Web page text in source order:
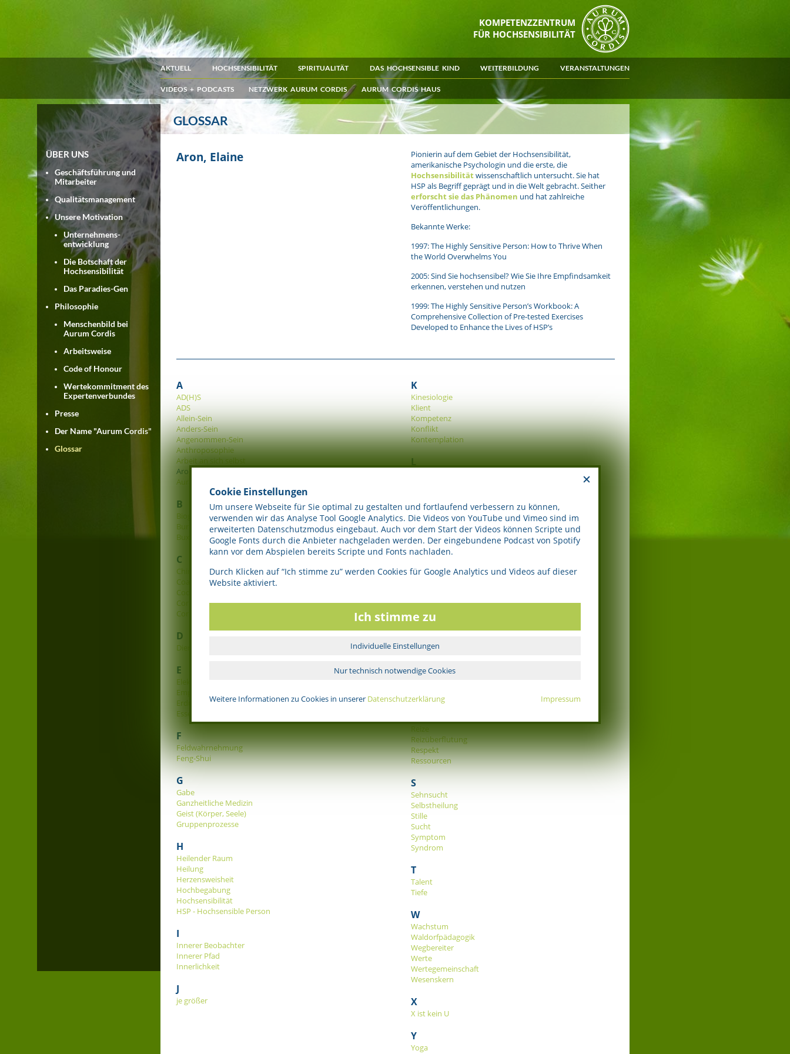
KOMPETENZZENTRUM
FÜR HOCHSENSIBILITÄT
AKTUELL HOCHSENSIBILITÄT SPIRITUALITÄT DAS HOCHSENSIBLE KIND WEITERBILDUNG VERANSTALTUNGEN
VIDEOS + PODCASTS NETZWERK AURUM CORDIS AURUM CORDIS HAUS
ÜBER UNS
Geschäftsführung und
Mitarbeiter
Qualitätsmanagement
Unsere Motivation
Unternehmens-
entwicklung
Die Botschaft der
Hochsensibilität
Das Paradies-Gen
Philosophie
Menschenbild bei
Aurum Cordis
Arbeitsweise
Code of Honour
Wertekommitment des
Expertenverbundes
Presse
Der Name "Aurum Cordis"
Glossar
GLOSSAR
Aron, Elaine
Pionierin auf dem Gebiet der Hochsensibilität,
amerikanische Psychologin und die erste, die
Hochsensibilitätwissenschaftlich untersucht. Sie hat
HSP als Begriff geprägt und in die Welt gebracht. Seither
erforscht sie das Phänomen und hat zahlreiche
Veröffentlichungen.
Bekannte Werke:
1997: The Highly Sensitive Person: How to Thrive When
the World Overwhelms You
2005: Sind Sie hochsensibel? Wie Sie Ihre Empfindsamkeit
erkennen, verstehen und nutzen
1999: The Highly Sensitive Person’s Workbook: A
Comprehensive Collection of Pre-tested Exercises
Developed to Enhance the Lives of HSP’s
A
AD(H)S
ADS
Allein-Sein
Anders-Sein
Angenommen-Sein
Anthroposophie
Arbeit an sich selbst
Aron, Elaine
Aura
B
Biographie
Burn-Out
Buxtehude
C
Chiropraxis
Coach
Code of Honour
Corporate Identity
Corporate Responsibility
D
Dienstleistungsunternehmen, sozial
E
Elektrosmog
Empfindsamkeit
Erdung
Essenz
F
Feldwahrnehmung
Feng-Shui
G
Gabe
Ganzheitliche Medizin
Geist (Körper, Seele)
Gruppenprozesse
H
Heilender Raum
Heilung
Herzensweisheit
Hochbegabung
Hochsensibilität
HSP - Hochsensible Person
I
Innerer Beobachter
Innerer Pfad
Innerlichkeit
J
je größer
K
Kinesiologie
Klient
Kompetenz
Konflikt
Kontemplation
L
M
Massage
Menschenbild bei Aurum Cordis
Morphogenetische Felder
Naturheilkunde
Phänomen
Philosophie
Q
Radiästhesie
Reize
Reizüberflutung
Respekt
Ressourcen
S
Sehnsucht
Selbstheilung
Stille
Sucht
Symptom
Syndrom
T
Talent
Tiefe
W
Wachstum
Waldorfpädagogik
Wegbereiter
Werte
Wertegemeinschaft
Wesenskern
X
X ist kein U
Y
Yoga
Cookie Einstellungen
Um unsere Webseite für Sie optimal zu gestalten und fortlaufend verbessern zu können,
verwenden wir das Analyse Tool Google Analytics. Die Videos von YouTube und Vimeo sind im
erweiterten Datenschutzmodus eingebaut. Auch vor dem Start der Videos können Scripte und
Google Fonts durch die Anbieter nachgeladen werden. Der eingebundene Podcast von Spotify
kann vor dem Abspielen bereits Scripte und Fonts nachladen.
Durch Klicken auf “Ich stimme zu” werden Cookies für Google Analytics und Videos auf dieser
Website aktiviert.
Ich stimme zu
Individuelle Einstellungen
Nur technisch notwendige Cookies
Weitere Informationen zu Cookies in unserer Datenschutzerklärung Impressum